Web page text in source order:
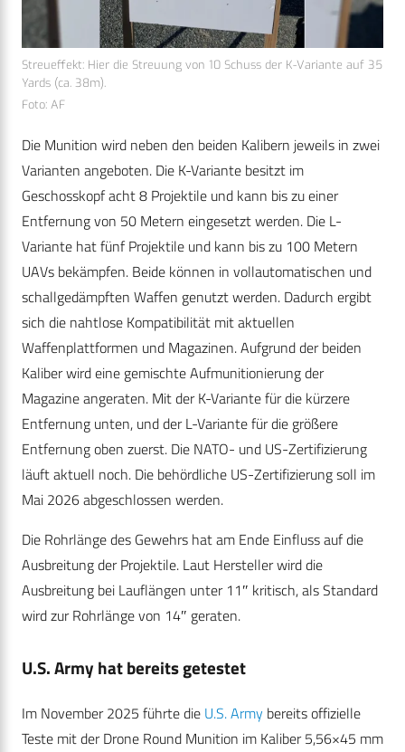
Streueffekt: Hier die Streuung von 10 Schuss der K-Variante auf 35
Yards (ca. 38m).
Foto: AF
Die Munition wird neben den beiden Kalibern jeweils in zwei
Varianten angeboten. Die K-Variante besitzt im
Geschosskopf acht 8 Projektile und kann bis zu einer
Entfernung von 50 Metern eingesetzt werden. Die L-
Variante hat fünf Projektile und kann bis zu 100 Metern
UAVs bekämpfen. Beide können in vollautomatischen und
schallgedämpften Waffen genutzt werden. Dadurch ergibt
sich die nahtlose Kompatibilität mit aktuellen
Waffenplattformen und Magazinen. Aufgrund der beiden
Kaliber wird eine gemischte Aufmunitionierung der
Magazine angeraten. Mit der K-Variante für die kürzere
Entfernung unten, und der L-Variante für die größere
Entfernung oben zuerst. Die NATO- und US-Zertifizierung
läuft aktuell noch. Die behördliche US-Zertifizierung soll im
Mai 2026 abgeschlossen werden.
Die Rohrlänge des Gewehrs hat am Ende Einfluss auf die
Ausbreitung der Projektile. Laut Hersteller wird die
Ausbreitung bei Lauflängen unter 11″ kritisch, als Standard
wird zur Rohrlänge von 14″ geraten.
U.S. Army hat bereits getestet
Im November 2025 führte die U.S. Army bereits offizielle
Teste mit der Drone Round Munition im Kaliber 5,56×45 mm